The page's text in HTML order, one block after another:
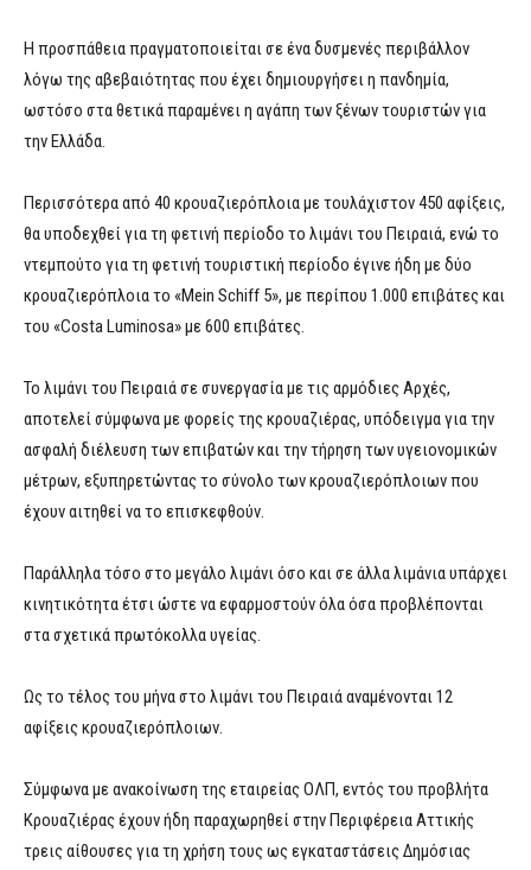
Η προσπάθεια πραγματοποιείται σε ένα δυσμενές περιβάλλον
λόγω της αβεβαιότητας που έχει δημιουργήσει η πανδημία,
ωστόσο στα θετικά παραμένει η αγάπη των ξένων τουριστών για
την Ελλάδα.
Περισσότερα από 40 κρουαζιερόπλοια με τουλάχιστον 450 αφίξεις,
θα υποδεχθεί για τη φετινή περίοδο το λιμάνι του Πειραιά, ενώ το
ντεμπούτο για τη φετινή τουριστική περίοδο έγινε ήδη με δύο
κρουαζιερόπλοια το «Mein Schiff 5», με περίπου 1.000 επιβάτες και
του «Costa Luminosa» με 600 επιβάτες.
Το λιμάνι του Πειραιά σε συνεργασία με τις αρμόδιες Αρχές,
αποτελεί σύμφωνα με φορείς της κρουαζιέρας, υπόδειγμα για την
ασφαλή διέλευση των επιβατών και την τήρηση των υγειονομικών
μέτρων, εξυπηρετώντας το σύνολο των κρουαζιερόπλοιων που
έχουν αιτηθεί να το επισκεφθούν.
Παράλληλα τόσο στο μεγάλο λιμάνι όσο και σε άλλα λιμάνια υπάρχει
κινητικότητα έτσι ώστε να εφαρμοστούν όλα όσα προβλέπονται
στα σχετικά πρωτόκολλα υγείας.
Ως το τέλος του μήνα στο λιμάνι του Πειραιά αναμένονται 12
αφίξεις κρουαζιερόπλοιων.
Σύμφωνα με ανακοίνωση της εταιρείας ΟΛΠ, εντός του προβλήτα
Κρουαζιέρας έχουν ήδη παραχωρηθεί στην Περιφέρεια Αττικής
τρεις αίθουσες για τη χρήση τους ως εγκαταστάσεις Δημόσιας